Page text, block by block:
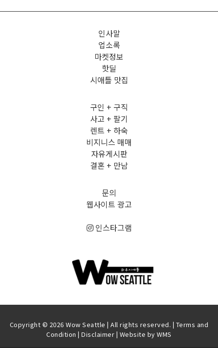
인사말
업소록
마켓정보
핫딜
시애틀 맛집
구인 + 구직
사고 + 팔기
렌트 + 하숙
비지니스 매매
자유게시판
결혼 + 만남
문의
웹사이트 광고
인스타그램
Copyright © 2026 Wow Seattle | All rights reserved. | Terms and
Condition |Disclaimer | Website byWMS